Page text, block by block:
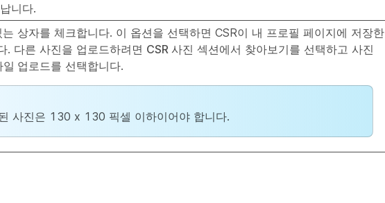
니다.
는 상자를 체크합니다. 이 옵션을 선택하면 CSR이 내 프로필 페이지에 저장한
. 다른 사진을 업로드하려면 CSR 사진 섹션에서 찾아보기를 선택하고 사진
일 업로드를 선택합니다.
사진은 130 x 130 픽셀 이하이어야 합니다.